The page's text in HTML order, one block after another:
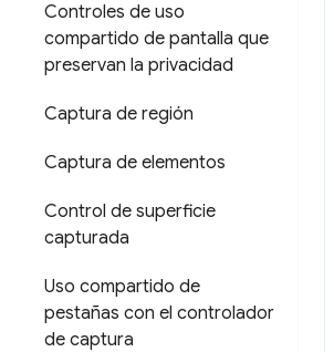
Controles de uso
compartido de pantalla que
preservan la privacidad
Captura de región
Captura de elementos
Control de superficie
capturada
Uso compartido de
pestañas con el controlador
de captura